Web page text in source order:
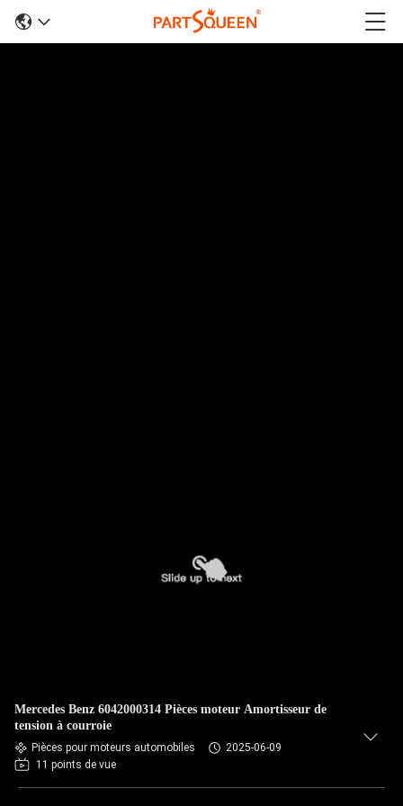
Mercedes Benz 6042000314 Pièces moteur Amortisseur de
tension à courroie
Pièces pour moteurs automobiles
2025-06-09
11 points de vue